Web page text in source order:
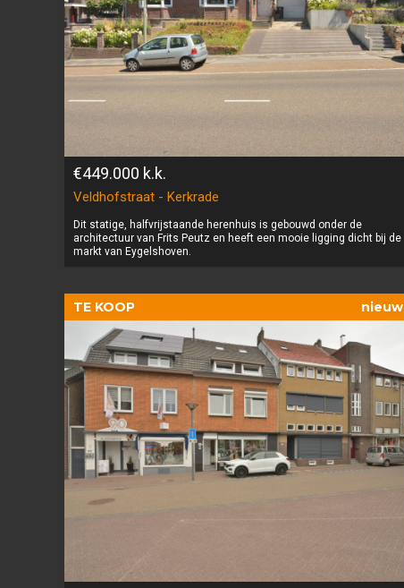
€449.000 k.k.
Veldhofstraat - Kerkrade
Dit statige, halfvrijstaande herenhuis is gebouwd onder de
architectuur van Frits Peutz en heeft een mooie ligging dicht bij de
markt van Eygelshoven.
TE KOOP nieuw